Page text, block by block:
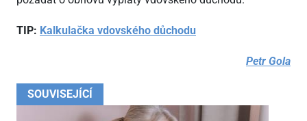
SOUVISEJÍCÍ
TIP: Kalkulačka vdovského důchodu
Petr Gola